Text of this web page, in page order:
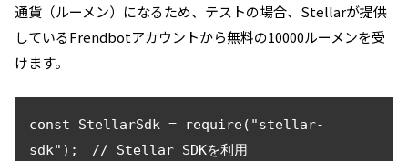
通貨（ルーメン）になるため、テストの場合、Stellarが提供
しているFrendbotアカウントから無料の10000ルーメンを受
けます。
const StellarSdk = require("stellar-
sdk");　// Stellar SDKを利用